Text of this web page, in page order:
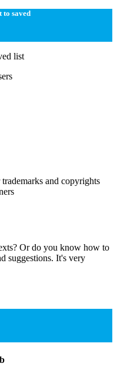
to saved
list
and copyrights
Or do you know how to
suggestions. It's very